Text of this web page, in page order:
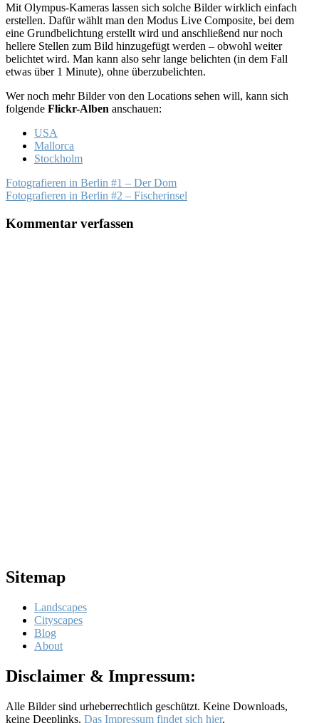
Mit Olympus-Kameras lassen sich solche Bilder wirklich einfach
erstellen. Dafür wählt man den Modus Live Composite, bei dem
eine Grundbelichtung erstellt wird und anschließend nur noch
hellere Stellen zum Bild hinzugefügt werden – obwohl weiter
belichtet wird. Man kann also sehr lange belichten (in dem Fall
etwas über 1 Minute), ohne überzubelichten.
Wer noch mehr Bilder von den Locations sehen will, kann sich
folgende Flickr-Alben anschauen:
USA
Mallorca
Stockholm
Fotografieren in Berlin #1 – Der Dom
Fotografieren in Berlin #2 – Fischerinsel
Kommentar verfassen
Sitemap
Landscapes
Cityscapes
Blog
About
Disclaimer & Impressum:
Alle Bilder sind urheberrechtlich geschützt. Keine Downloads,
keine Deeplinks. Das Impressum findet sich hier.